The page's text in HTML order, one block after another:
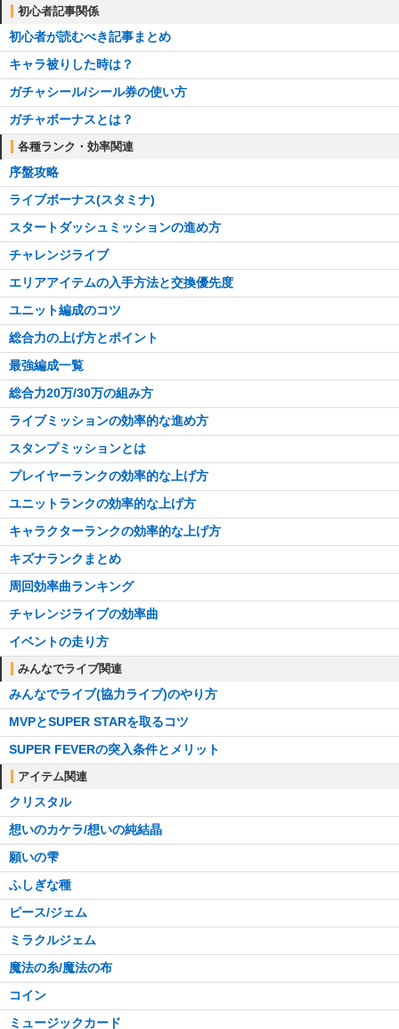
初心者記事関係
初心者が読むべき記事まとめ
キャラ被りした時は？
ガチャシール/シール券の使い方
ガチャボーナスとは？
各種ランク・効率関連
序盤攻略
ライブボーナス(スタミナ)
スタートダッシュミッションの進め方
チャレンジライブ
エリアアイテムの入手方法と交換優先度
ユニット編成のコツ
総合力の上げ方とポイント
最強編成一覧
総合力20万/30万の組み方
ライブミッションの効率的な進め方
スタンプミッションとは
プレイヤーランクの効率的な上げ方
ユニットランクの効率的な上げ方
キャラクターランクの効率的な上げ方
キズナランクまとめ
周回効率曲ランキング
チャレンジライブの効率曲
イベントの走り方
みんなでライブ関連
みんなでライブ(協力ライブ)のやり方
MVPとSUPER STARを取るコツ
SUPER FEVERの突入条件とメリット
アイテム関連
クリスタル
想いのカケラ/想いの純結晶
願いの雫
ふしぎな種
ピース/ジェム
ミラクルジェム
魔法の糸/魔法の布
コイン
ミュージックカード